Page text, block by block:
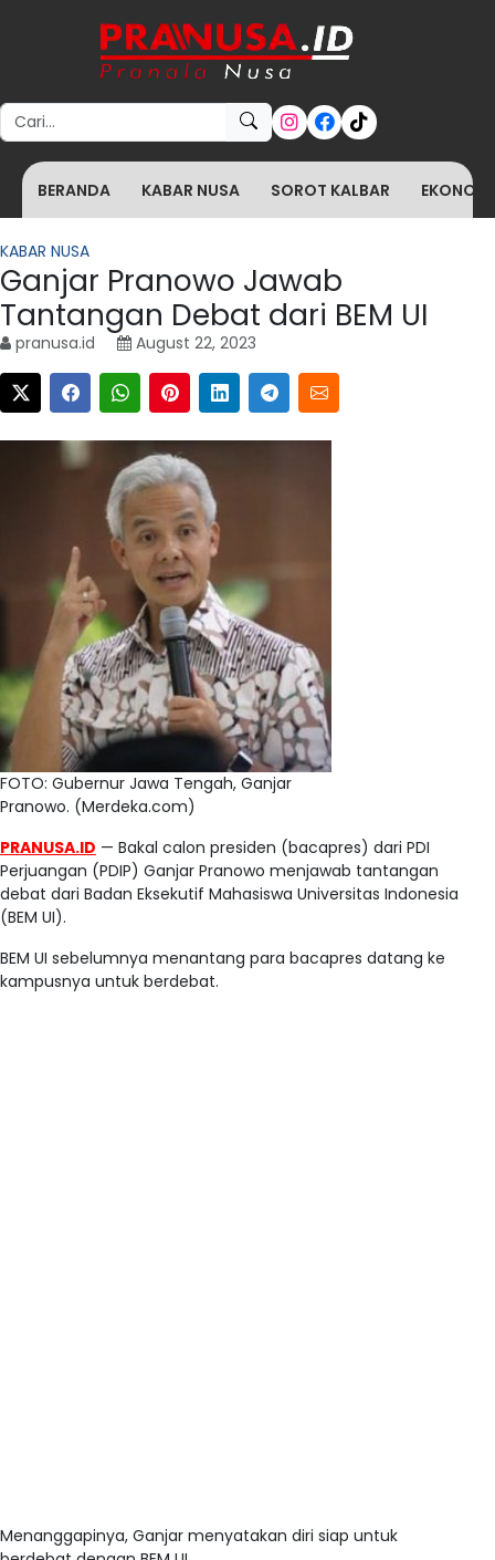
Search for:
BERANDA KABAR NUSA SOROT KALBAR
KABAR NUSA
Ganjar Pranowo Jawab
Tantangan Debat dari BEM UI
pranusa.id August 22, 2023
FOTO: Gubernur Jawa Tengah, Ganjar
Pranowo. (Merdeka.com)
PRANUSA.ID — Bakal calon presiden (bacapres) dari PDI
Perjuangan (PDIP) Ganjar Pranowo menjawab tantangan
debat dari Badan Eksekutif Mahasiswa Universitas Indonesia
(BEM UI).
BEM UI sebelumnya menantang para bacapres datang ke
kampusnya untuk berdebat.
Menanggapinya, Ganjar menyatakan diri siap untuk